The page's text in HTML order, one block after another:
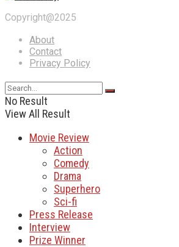
Copyright@2025
About
Contact
Privacy Policy
No Result
View All Result
Movie Review
Action
Comedy
Drama
Superhero
Sci-fi
Press Release
Interview
Prize Winner